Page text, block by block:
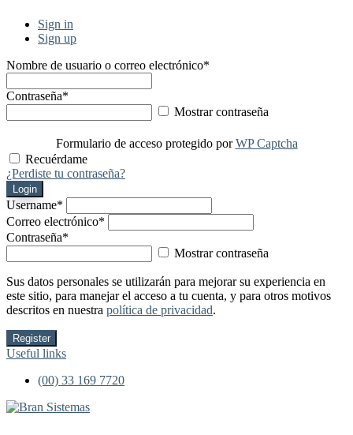
Sign in
Sign up
Nombre de usuario o correo electrónico*
Contraseña*
Mostrar contraseña
Formulario de acceso protegido porWP Captcha
Recuérdame
¿Perdiste tu contraseña?
Login
Username*
Correo electrónico*
Contraseña*
Mostrar contraseña
Sus datos personales se utilizarán para mejorar su experiencia en
este sitio, para manejar el acceso a tu cuenta, y para otros motivos
descritos en nuestra política de privacidad.
Register
Useful links
(00) 33 169 7720